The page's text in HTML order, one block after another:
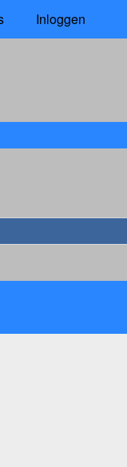
Inloggen